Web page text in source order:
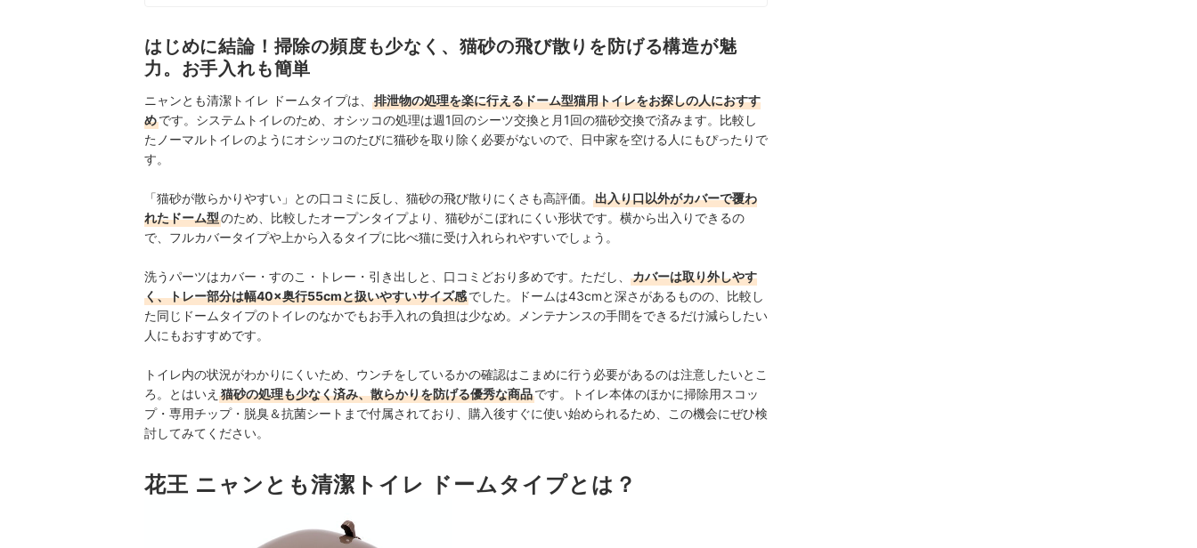
はじめに結論！掃除の頻度も少なく、猫砂の飛び散りを防げる構造が魅
力。お手入れも簡単
ニャンとも清潔トイレ ドームタイプは、
排泄物の処理を楽に行えるドーム型猫用トイレをお探しの人におすす
めです。システムトイレのため、オシッコの処理は週1回のシーツ交換と月1回の猫砂交換で済みます。比較し
たノーマルトイレのようにオシッコのたびに猫砂を取り除く必要がないので、日中家を空ける人にもぴったりで
す。
「猫砂が散らかりやすい」との口コミに反し、猫砂の飛び散りにくさも高評価。
出入り口以外がカバーで覆わ
れたドーム型のため、比較したオープンタイプより、猫砂がこぼれにくい形状です。横から出入りできるの
で、フルカバータイプや上から入るタイプに比べ猫に受け入れられやすいでしょう。
洗うパーツはカバー・すのこ・トレー・引き出しと、口コミどおり多めです。ただし、
カバーは取り外しやす
く、トレー部分は幅40×奥行55cmと扱いやすいサイズ感でした。ドームは43cmと深さがあるものの、比較し
た同じドームタイプのトイレのなかでもお手入れの負担は少なめ。メンテナンスの手間をできるだけ減らしたい
人にもおすすめです。
トイレ内の状況がわかりにくいため、ウンチをしているかの確認はこまめに行う必要があるのは注意したいとこ
ろ。とはいえ 猫砂の処理も少なく済み、散らかりを防げる優秀な商品です。トイレ本体のほかに掃除用スコッ
プ・専用チップ・脱臭＆抗菌シートまで付属されており、購入後すぐに使い始められるため、この機会にぜひ検
討してみてください。
花王 ニャンとも清潔トイレ ドームタイプとは？